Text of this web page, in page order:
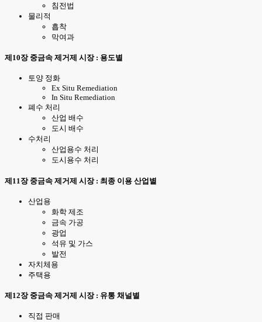
침전법
물리적
흡착
막여과
제10장 중금속 제거제 시장 : 용도별
토양 정화
Ex Situ Remediation
In Situ Remediation
폐수 처리
산업 배수
도시 배수
수처리
산업용수 처리
도시용수 처리
제11장 중금속 제거제 시장 : 최종 이용 산업별
산업용
화학 제조
금속 가공
광업
석유 및 가스
발전
자치체용
주택용
제12장 중금속 제거제 시장 : 유통 채널별
직접 판매